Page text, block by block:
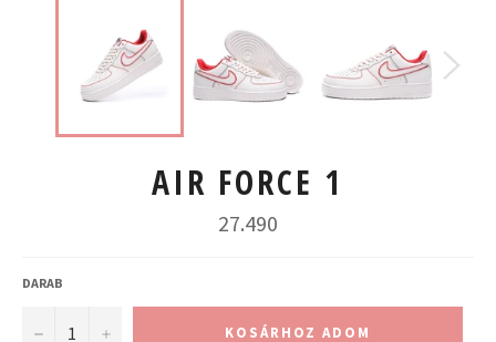
AIR FORCE 1
Normál
ár
27.490
DARAB
− + KOSÁRHOZ ADOM